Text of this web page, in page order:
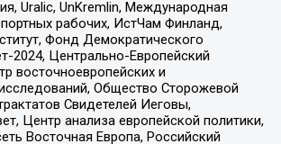
Uralic, UnKremlin, Международная
рабочих, ИстЧам Финланд,
Фонд Демократического
2024, Центрально-Европейский
восточноевропейских и
Общество Сторожевой
Свидетелей Иеговы,
Центр анализа европейской политики,
Восточная Европа, Российский